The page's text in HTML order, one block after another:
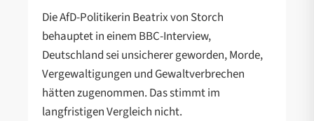
Die AfD-Politikerin Beatrix von Storch
behauptet in einem BBC-Interview,
Deutschland sei unsicherer geworden, Morde,
Vergewaltigungen und Gewaltverbrechen
hätten zugenommen. Das stimmt im
langfristigen Vergleich nicht.